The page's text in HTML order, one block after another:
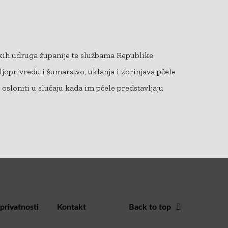
udruga županije te službama Republike
i šumarstvo, uklanja i zbrinjava pčele
u slučaju kada im pčele predstavljaju
Kontakt Back to top